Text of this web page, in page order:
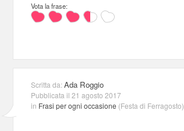
Vota la frase:
Scritta da:Ada Roggio
Pubblicata il 21 agosto 2017
in Frasi per ogni occasione (Festa di Ferragosto)